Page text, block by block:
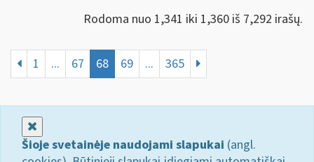
Rodoma nuo 1,341 iki 1,360 iš 7,292 irašų.
1 ... 67 68 69 ... 365
Šioje svetainėje naudojami slapukai (angl.